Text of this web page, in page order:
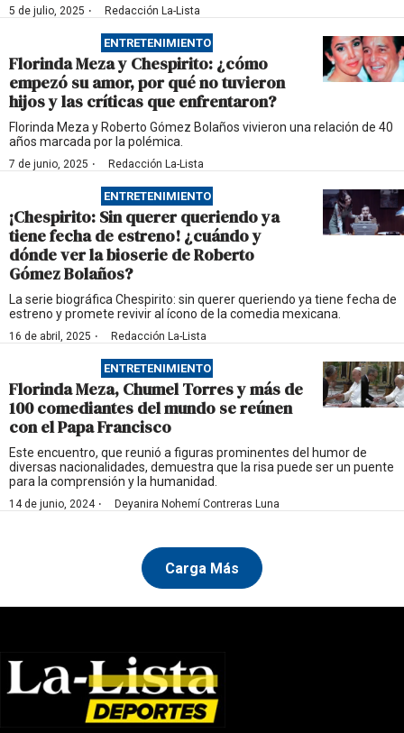
5 de julio, 2025 · Redacción La-Lista
ENTRETENIMIENTO
Florinda Meza y Chespirito: ¿cómo
empezó su amor, por qué no tuvieron
hijos y las críticas que enfrentaron?
Florinda Meza y Roberto Gómez Bolaños vivieron una relación de 40
años marcada por la polémica.
7 de junio, 2025 · Redacción La-Lista
ENTRETENIMIENTO
¡Chespirito: Sin querer queriendo ya
tiene fecha de estreno! ¿cuándo y
dónde ver la bioserie de Roberto
Gómez Bolaños?
La serie biográfica Chespirito: sin querer queriendo ya tiene fecha de
estreno y promete revivir al ícono de la comedia mexicana.
16 de abril, 2025 · Redacción La-Lista
ENTRETENIMIENTO
Florinda Meza, Chumel Torres y más de
100 comediantes del mundo se reúnen
con el Papa Francisco
Este encuentro, que reunió a figuras prominentes del humor de
diversas nacionalidades, demuestra que la risa puede ser un puente
para la comprensión y la humanidad.
14 de junio, 2024· Deyanira Nohemí Contreras Luna
Carga Más